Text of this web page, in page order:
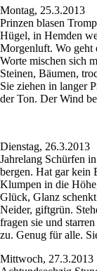
Montag, 25.3.2013
Prinzen blasen
Hügel, in Hemden
Morgenluft. Wo geht
Worte mischen sich
Steinen, Bäumen,
Sie ziehen in langer
der Ton. Der Wind
Dienstag, 26.3.2013
Jahrelang Schürfen
bergen. Hat gar kein
Klumpen in die
Glück, Glanz
Neider, giftgrün.
fragen sie und
zu. Genug für alle.
Mittwoch, 27.3.2013